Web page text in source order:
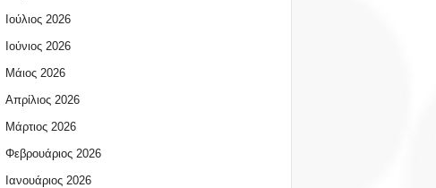
Ιούλιος 2026
Ιούνιος 2026
Μάιος 2026
Απρίλιος 2026
Μάρτιος 2026
Φεβρουάριος 2026
Ιανουάριος 2026